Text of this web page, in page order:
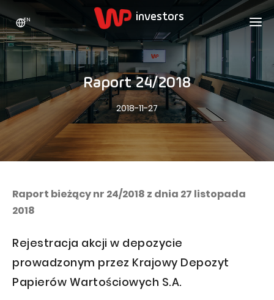
WP HOLDING
ABOUT US
Who we are
Growth strategy
Statistics
The values
Our brands
Press office
Sustainable development
INVESTORS
SHARES
Stock Quotes
WPL Shares
Dividend Policy
Analysts
Motivational programs
ADVERTISING
WP Media
Totalmoney
Extradom
Homebook
CONTACT
EN
Raport 24/2018
2018-11-27
Raport bieżący nr 24/2018 z dnia 27 listopada
2018
Rejestracja akcji w depozycie
prowadzonym przez Krajowy Depozyt
Papierów Wartościowych S.A.